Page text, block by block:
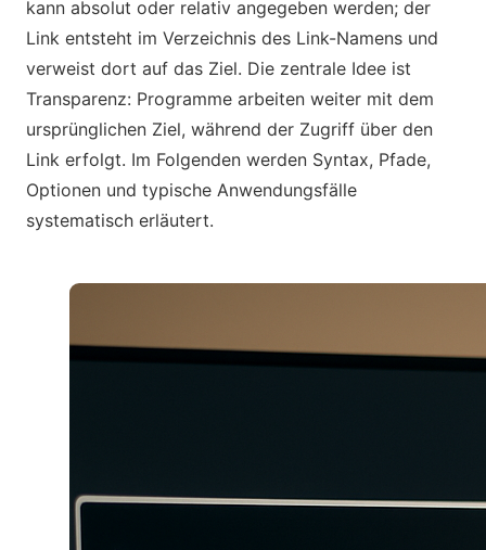
kann absolut oder relativ angegeben werden; der
Link entsteht im Verzeichnis des Link-Namens und
verweist dort auf das Ziel. Die zentrale Idee ist
Transparenz: Programme arbeiten weiter mit dem
ursprünglichen Ziel, während der Zugriff über den
Link erfolgt. Im Folgenden werden Syntax, Pfade,
Optionen und typische Anwendungsfälle
systematisch erläutert.